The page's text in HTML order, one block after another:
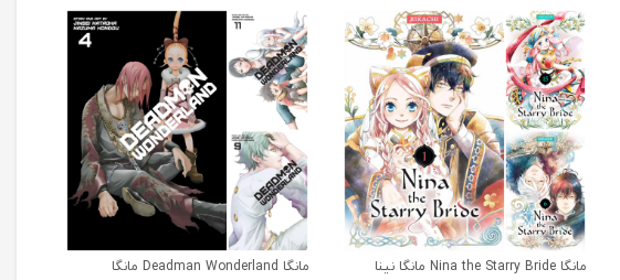
مانگا Nina the Starry Bride مانگا نینا
مانگا Deadman Wonderland مانگا